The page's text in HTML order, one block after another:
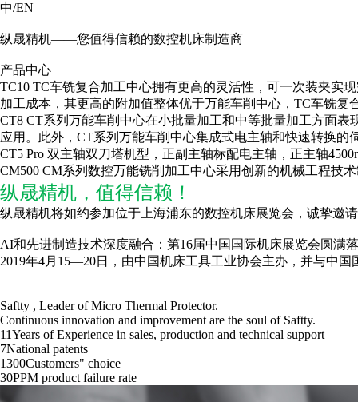
中/EN
纵晟精机——您值得信赖的数控机床制造商
产品中心
TC10 TC车铣复合加工中心拥有更高的灵活性，可一次装夹实
加工成本，其更高的附加值整体优于万能车削中心，TC车铣复
CT8 CT系列万能车削中心在小批量加工和中等批量加工方面
应用。此外，CT系列万能车削中心集成式电主轴和快速转换
CT5 Pro 双主轴双刀塔机型，正副主轴标配电主轴，正主轴
CM500 CM系列数控万能铣削加工中心采用创新的机械工程技
纵晟精机，值得信赖！
纵晟精机将如约参加位于上海浦东的数控机床展览会，诚挚邀
AI和先进制造技术深度融合：第16届中国国际机床展览会圆满
2019年4月15—20日，由中国机床工具工业协会主办，并与中
Saftty , Leader of Micro Thermal Protector.
Continuous innovation and improvement are the soul of Saftty.
11Years of Experience in sales, production and technical support
7National patents
1300Customers" choice
30PPM product failure rate